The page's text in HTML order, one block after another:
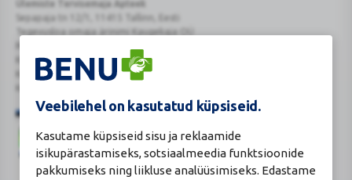
Veebilehel on kasutatud küpsiseid.
Kasutame küpsiseid sisu ja reklaamide
isikupärastamiseks, sotsiaalmeedia funktsioonide
pakkumiseks ning liikluse analüüsimiseks. Edastame
Ülemiste Tervisemaja Apteek
Sepapaja tn 12/1, 11415 Tallinn, Eesti
Tegevusloa omaja ärinimi Kaugekaja OÜ
KMKR: EE102231405
Kehtiva tegevsloa nr 807